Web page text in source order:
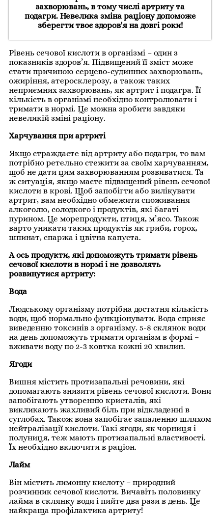
захворювань, в тому числі артриту та
подагри. Невелика зміна раціону допоможе
зберегти твоє здоров'я на довгі роки!
Рівень сечової кислоти в організмі – один з
показників здоров’я. Підвищений її зміст може
стати причиною серцево-судинних захворювань,
ожиріння, атеросклерозу, а також таких
неприємних захворювань, як артрит і подагра. Її
кількість в організмі необхідно контролювати і
тримати в нормі. Це можна зробити завдяки
невеликій зміні раціону.
Харчування при артриті
Якщо страждаєте від артриту або подагри, то вам
потрібно ретельно стежити за своїм харчуванням,
щоб не дати цим захворюванням розвиватися. Та
ж ситуація, якщо маєте підвищений рівень сечової
кислоти в крові. Щоб запобігти або вилікувати
артрит, вам необхідно обмежити споживання
алкоголю, солодкого і продуктів, які багаті
пурином. Це морепродукти, птиця, м’ясо. Також
варто уникати таких продуктів як гриби, горох,
шпинат, спаржа і цвітна капуста.
А ось продукти, які допоможуть тримати рівень
сечової кислоти в нормі і не дозволять
розвинутися артриту:
Вода
Людському організму потрібна достатня кількість
води, щоб нормально функціонувати. Вода сприяє
виведенню токсинів з організму. 5-8 склянок води
на день допоможуть тримати організм в формі –
вживати воду по 2-3 ковтка кожні 20 хвилин.
Ягоди
Вишня містить протизапальні речовини, які
допомагають знизити рівень сечової кислоти. Вони
запобігають утворенню кристалів, які
викликають жахливий біль при відкладенні в
суглобах. Також вона запобігає запаленню шляхом
нейтралізації кислоти. Такі ягоди, як чорниця і
полуниця, теж мають протизапальні властивості.
Їх необхідно включити в раціон.
Лайм
Він містить лимонну кислоту – природний
розчинник сечової кислоти. Вичавіть половинку
лайма в склянку води і пийте два рази в день. Це
найкраща профілактика артриту!